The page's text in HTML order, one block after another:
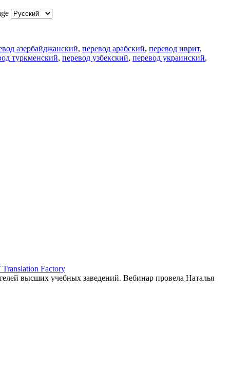
азербайджанский, перевод арабский, перевод иврит,
туркменский, перевод узбекский, перевод украинский,
Factory
высших учебных заведений. Вебинар провела Наталья